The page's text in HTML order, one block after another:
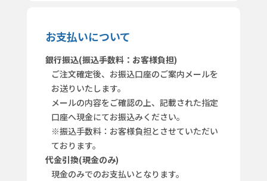
お支払いについて
銀行振込(振込手数料：お客様負担)
ご注文確定後、お振込口座のご案内メールを
お送りいたします。
メールの内容をご確認の上、記載された指定
口座へ現金にてお振込みください。
※振込手数料：お客様負担とさせていただい
ております。
代金引換(現金のみ)
現金のみでのお支払いとなります。